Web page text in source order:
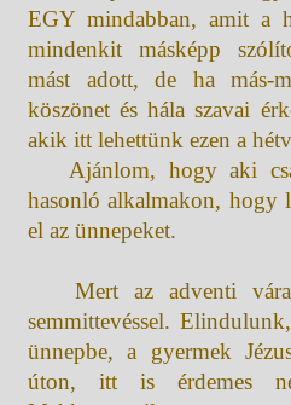
EGY mindabban, amit a
mindenkit másképp
mást adott, de ha más-
köszönet és hála szavai
akik itt lehettünk ezen a
Ajánlom, hogy aki
hasonló alkalmakon, hogy
el az ünnepeket.
Mert az adventi
semmittevéssel.
ünnepbe, a gyermek
úton, itt is érdemes